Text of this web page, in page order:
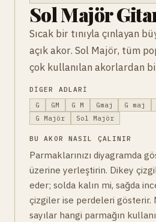
Sol Majör
Sıcak bir tınıyla çınlayan
açık akor. Sol Majör, tüm
çok kullanılan akorlardan
DIGER ADLARI
G
GM G M Gmaj G maj
G Majör
Sol Majör
BU AKOR NASIL ÇALINIR
Parmaklarınızı diyagramda
üzerine yerleştirin. Dikey
eder; solda kalın mi, sağda
çizgiler ise perdeleri gösterir.
sayılar hangi parmağın